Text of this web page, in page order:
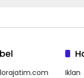
Iklan